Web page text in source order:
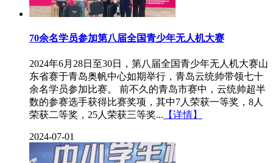
70余名学员参加第八届全国青少年无人机大赛
2024年6月28日至30日，第八届全国青少年无人机大赛山
东省赛于青岛奥帆中心如期举行，青岛云统帅带领七十
余名学员参加比赛。 前不久的青岛市赛中，云统帅超半
数的参赛选手获得比赛奖项，其中7人荣获一等奖，8人
荣获二等奖，25人荣获三等奖... 【详情】
2024-07-01